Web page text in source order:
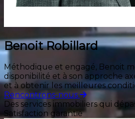
Benoit Robillard
Méthodique et engagé, Benoit
disponibilité et à son approche
et à obtenir les meilleures
Rencontrons-nous
Des services immobiliers qui
Satisfaction garantie